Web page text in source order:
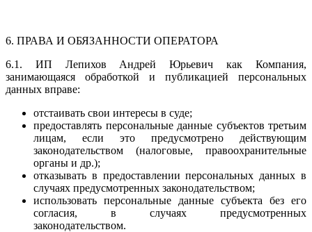
6. ПРАВА И ОБЯЗАННОСТИ ОПЕРАТОРА
6.1. ИП Лепихов Андрей Юрьевич как Компания,
занимающаяся обработкой и публикацией персональных
данных вправе:
отстаивать свои интересы в суде;
предоставлять персональные данные субъектов третьим
лицам, если это предусмотрено действующим
законодательством (налоговые, правоохранительные
органы и др.);
отказывать в предоставлении персональных данных в
случаях предусмотренных законодательством;
использовать персональные данные субъекта без его
согласия, в случаях предусмотренных
законодательством.